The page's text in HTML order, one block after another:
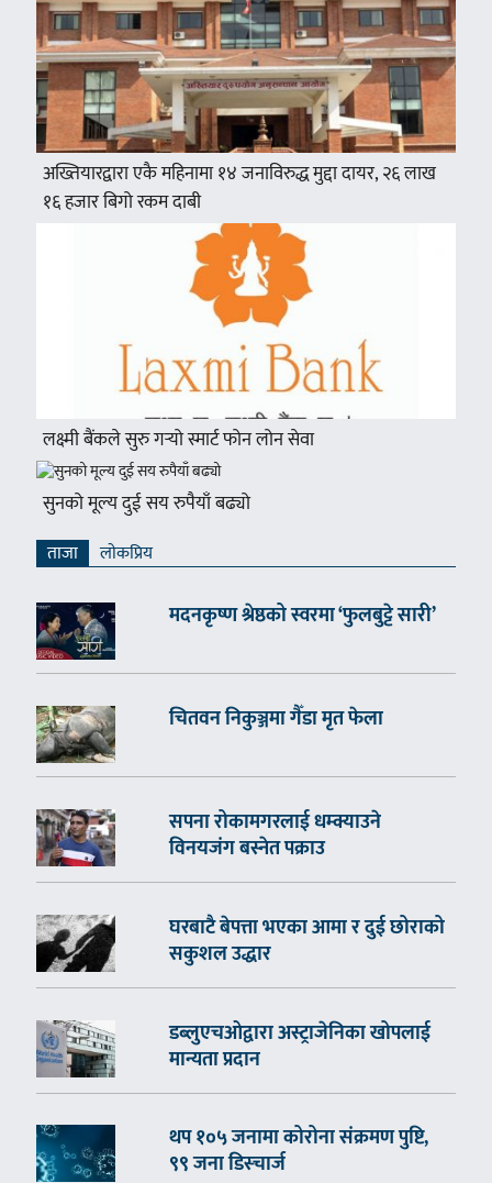
अख्तियारद्वारा एकै महिनामा १४ जनाविरुद्ध मुद्दा दायर, २६ लाख
१६ हजार बिगो रकम दाबी
लक्ष्मी बैंकले सुरु गर्‍यो स्मार्ट फोन लोन सेवा
सुनको मूल्य दुई सय रुपैयाँ बढ्यो
ताजा लाेकप्रिय
मदनकृष्ण श्रेष्ठको स्वरमा ‘फुलबुट्टे सारी’
चितवन निकुञ्जमा गैँडा मृत फेला
सपना रोकामगरलाई धम्क्याउने
विनयजंग बस्नेत पक्राउ
घरबाटै बेपत्ता भएका आमा र दुई छोराको
सकुशल उद्धार
डब्लुएचओद्वारा अस्ट्राजेनिका खोपलाई
मान्यता प्रदान
थप १०५ जनामा कोरोना संक्रमण पुष्टि,
९९ जना डिस्चार्ज